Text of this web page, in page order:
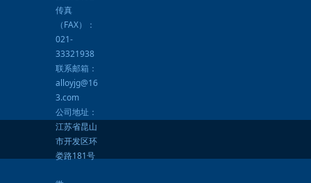
传真
（FAX）：
021-
33321938
联系邮箱：
alloyjg@16
3.com
公司地址：
江苏省昆山
市开发区环
娄路181号